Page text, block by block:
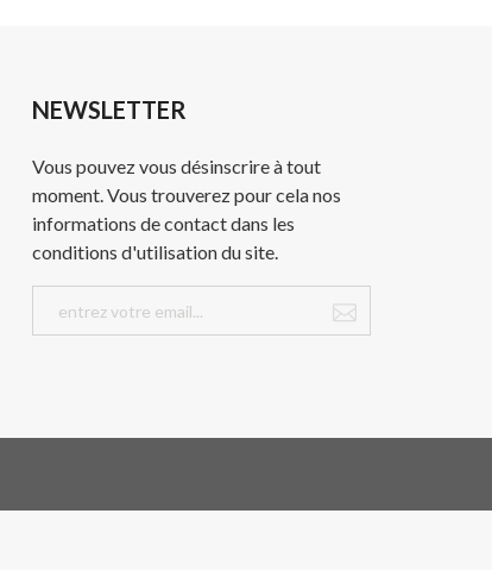
NEWSLETTER
Vous pouvez vous désinscrire à tout
moment. Vous trouverez pour cela nos
informations de contact dans les
conditions d'utilisation du site.